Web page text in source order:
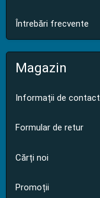
Întrebări frecvente
Magazin
Informații de contact
Formular de retur
Cărți noi
Promoții